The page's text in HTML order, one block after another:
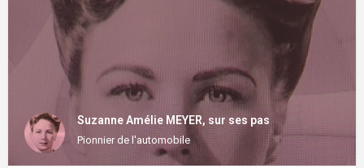
Suzanne Amélie MEYER, sur ses pas
Pionnier de l'automobile